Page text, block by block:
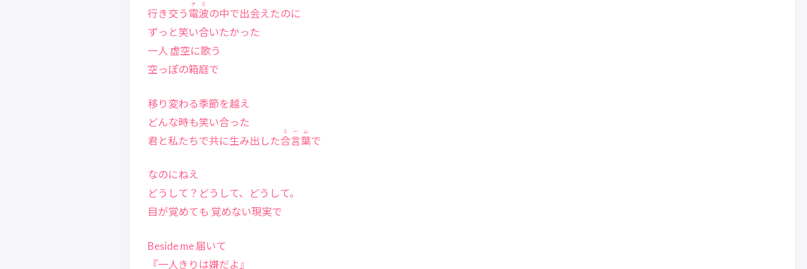
行き交う電波
ナミ
の中で出会えたのに
ずっと笑い合いたかった
一人 虚空に歌う
空っぽの箱庭で
移り変わる季節を越え
どんな時も笑い合った
君と私たちで共に生み出した合言葉
ミーム
で
なのにねえ
どうして？どうして、どうして。
目が覚めても 覚めない現実で
Beside me 届いて
『一人きりは嫌だよ』